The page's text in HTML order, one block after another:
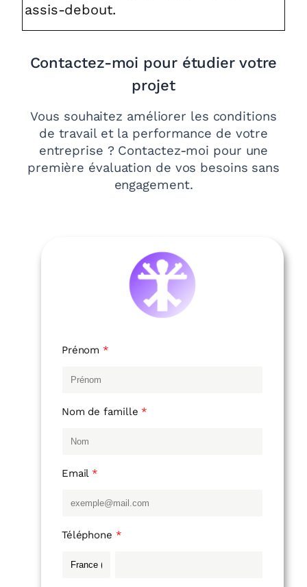
assis-debout.
Contactez-moi pour étudier votre
projet
Vous souhaitez améliorer les conditions
de travail et la performance de votre
entreprise ? Contactez-moi pour une
première évaluation de vos besoins sans
engagement.
Prénom
Nom de famille
Email
Téléphone